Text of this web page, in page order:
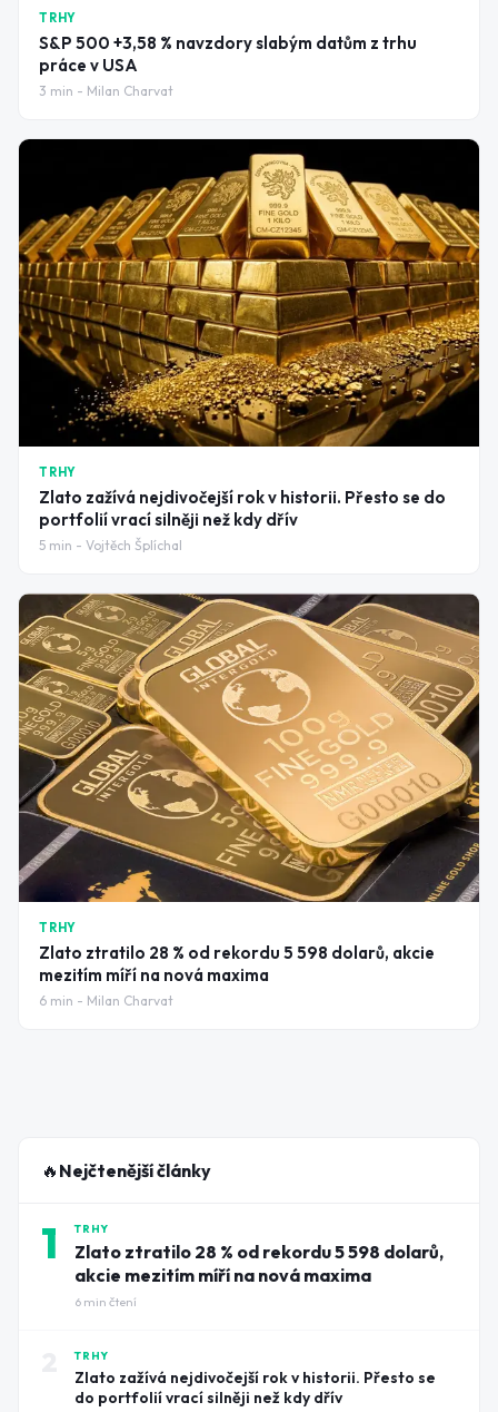
TRHY
S&P 500 +3,58 % navzdory slabým datům z trhu
práce v USA
3 min - Milan Charvat
TRHY
Zlato zažívá nejdivočejší rok v historii. Přesto se do
portfolií vrací silněji než kdy dřív
5 min - Vojtěch Šplíchal
TRHY
Zlato ztratilo 28 % od rekordu 5 598 dolarů, akcie
mezitím míří na nová maxima
6 min - Milan Charvat
🔥 Nejčtenější články
1 TRHY
Zlato ztratilo 28 % od rekordu 5 598 dolarů,
akcie mezitím míří na nová maxima
6 min čtení
TRHY
Zlato zažívá nejdivočejší rok v historii. Přesto se
do portfolií vrací silněji než kdy dřív